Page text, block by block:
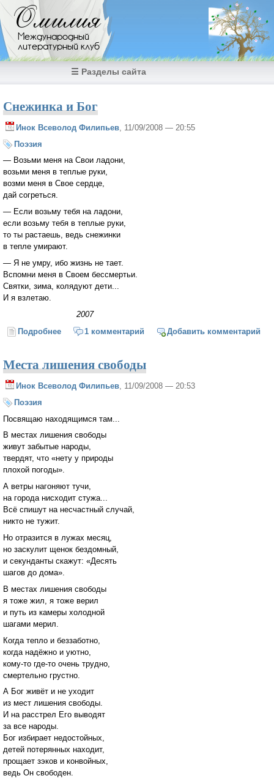
Перейти к основному содержанию
Омилия
Международный
литературный клуб
☰ Разделы сайта
Снежинка и Бог
Инок Всеволод Филипьев , 11/09/2008 — 20:55
Поэзия
— Возьми меня на Свои ладони,
возьми меня в теплые руки,
возми меня в Свое сердце,
дай согреться.
— Если возьму тебя на ладони,
если возьму тебя в теплые руки,
то ты растаешь, ведь снежинки
в тепле умирают.
— Я не умру, ибо жизнь не тает.
Вспомни меня в Своем бессмертьи.
Святки, зима, колядуют дети...
И я взлетаю.
2007
Подробнее о Снежинка и Бог
1 комментарий Добавить комментарий
Места лишения свободы
Инок Всеволод Филипьев, 11/09/2008 — 20:53
Поэзия
Посвящаю находящимся там...
В местах лишения свободы
живут забытые народы,
твердят, что «нету у природы
плохой погоды».
А ветры нагоняют тучи,
на города нисходит стужа...
Всё спишут на несчастный случай,
никто не тужит.
Но отразится в лужах месяц,
но заскулит щенок бездомный,
и секунданты скажут: «Десять
шагов до дома».
В местах лишения свободы
я тоже жил, я тоже верил
и путь из камеры холодной
шагами мерил.
Когда тепло и беззаботно,
когда надёжно и уютно,
кому-то где-то очень трудно,
смертельно грустно.
А Бог живёт и не уходит
из мест лишения свободы.
И на расстрел Его выводят
за все народы.
Бог избирает недостойных,
детей потерянных находит,
прощает зэков и конвойных,
ведь Он свободен.